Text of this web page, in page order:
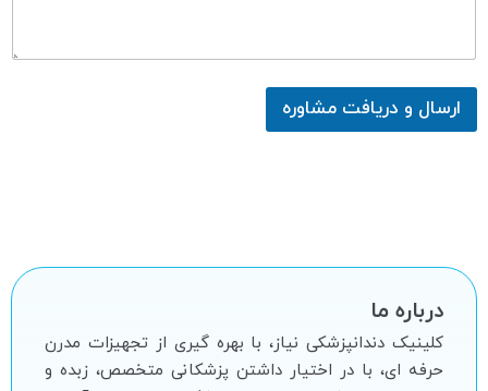
ارسال و دریافت مشاوره
درباره ما
کلینیک دندانپزشکی نیاز، با بهره گیرى از تجهیزات مدرن
حرفه اى، با در اختیار داشتن پزشکانى متخصص، زبده و